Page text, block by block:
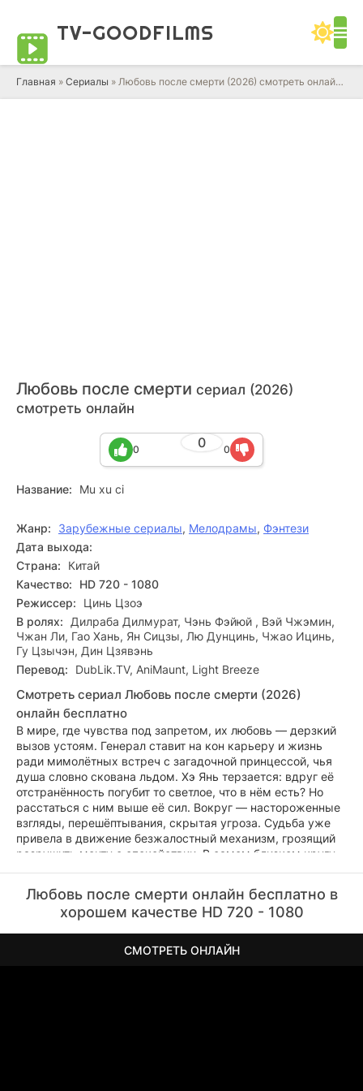
TV-GOODFILMS
Главная » Сериалы » Любовь после смерти (2026) смотреть онлайн сериал в HD качестве 720 - 1080 бесплатно
Любовь после смерти сериал (2026)
смотреть онлайн
0
0 0
Название: Mu xu ci
Жанр: Зарубежные сериалы, Мелодрамы, Фэнтези
Дата выхода:
Страна:
Китай
Качество:
HD 720 - 1080
Режиссер:
Цинь Цзоэ
В ролях:
Дилраба Дилмурат, Чэнь Фэйюй , Вэй Чжэмин,
Чжан Ли, Гао Хань, Ян Сицзы, Лю Дунцинь, Чжао Ицинь,
Гу Цзычэн, Дин Цзявэнь
Перевод:
DubLik.TV, AniMaunt, Light Breeze
Смотреть сериал Любовь после смерти (2026)
онлайн бесплатно
В мире, где чувства под запретом, их любовь — дерзкий
вызов устоям. Генерал ставит на кон карьеру и жизнь
ради мимолётных встреч с загадочной принцессой, чья
душа словно скована льдом. Хэ Янь терзается: вдруг её
отстранённость погубит то светлое, что в нём есть? Но
расстаться с ним выше её сил. Вокруг — настороженные
взгляды, перешёптывания, скрытая угроза. Судьба уже
привела в движение безжалостный механизм, грозящий
разрушить мечту о спокойствии. В самом близком кругу
Любовь после смерти онлайн бесплатно в
хорошем качестве HD 720 - 1080
СМОТРЕТЬ ОНЛАЙН